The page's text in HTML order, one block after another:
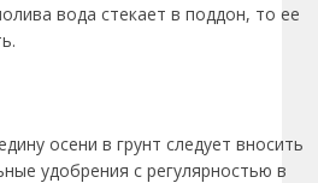
вода стекает в поддон, то ее
осени в грунт следует вносить
удобрения с регулярностью в